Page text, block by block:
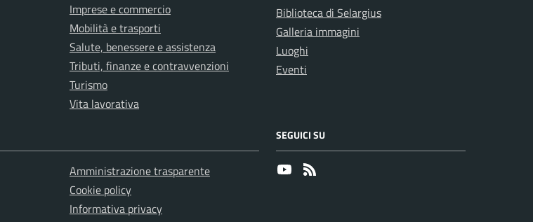
Imprese e commercio
Mobilità e trasporti
Salute, benessere e assistenza
Tributi, finanze e contravvenzioni
Turismo
Vita lavorativa
Biblioteca di Selargius
Galleria immagini
Luoghi
Eventi
Amministrazione trasparente
Cookie policy
Informativa privacy
SEGUICI SU
Youtube